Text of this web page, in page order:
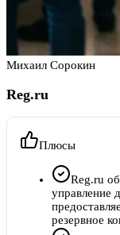
Михаил Сорокин
Reg.ru
Плюсы
Reg.ru
управление
резервное